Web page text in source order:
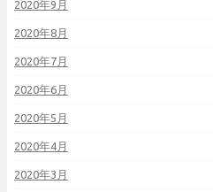
2020年9月
2020年8月
2020年7月
2020年6月
2020年5月
2020年4月
2020年3月